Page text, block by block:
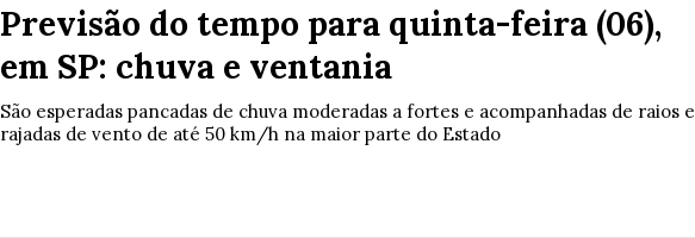
Previsão do tempo para quinta-feira (06),
em SP: chuva e ventania
São esperadas pancadas de chuva moderadas a fortes e acompanhadas de raios e
rajadas de vento de até 50 km/h na maior parte do Estado